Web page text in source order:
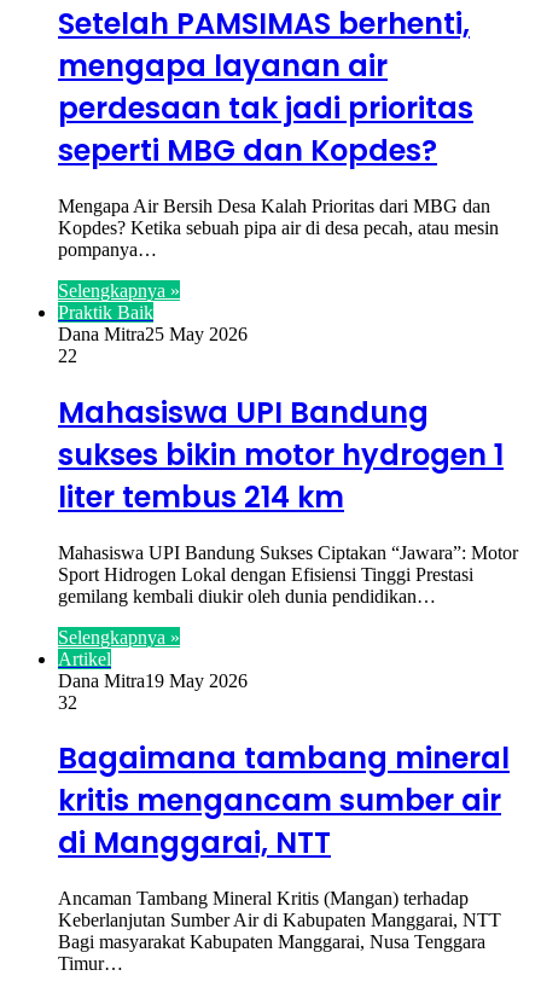
Setelah PAMSIMAS berhenti,
mengapa layanan air
perdesaan tak jadi prioritas
seperti MBG dan Kopdes?
Mengapa Air Bersih Desa Kalah Prioritas dari MBG dan
Kopdes? Ketika sebuah pipa air di desa pecah, atau mesin
pompanya…
Selengkapnya »
Praktik Baik
Dana Mitra25 May 2026
22
Mahasiswa UPI Bandung
sukses bikin motor hydrogen 1
liter tembus 214 km
Mahasiswa UPI Bandung Sukses Ciptakan “Jawara”: Motor
Sport Hidrogen Lokal dengan Efisiensi Tinggi Prestasi
gemilang kembali diukir oleh dunia pendidikan…
Selengkapnya »
Artikel
Dana Mitra19 May 2026
32
Bagaimana tambang mineral
kritis mengancam sumber air
di Manggarai, NTT
Ancaman Tambang Mineral Kritis (Mangan) terhadap
Keberlanjutan Sumber Air di Kabupaten Manggarai, NTT
Bagi masyarakat Kabupaten Manggarai, Nusa Tenggara
Timur…